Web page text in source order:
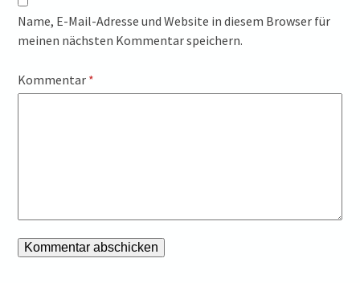
Name, E-Mail-Adresse und Website in diesem Browser für
meinen nächsten Kommentar speichern.
Kommentar *